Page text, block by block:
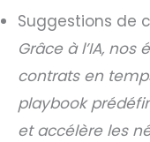
Suggestions de
Grâce à l’IA,
contrats en
playbook
et accélère les